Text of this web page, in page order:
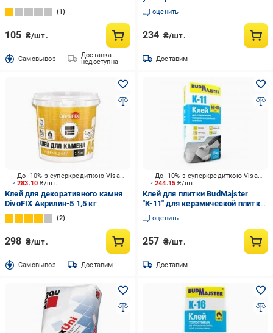
1
105 ₴/шт.
Cамовывоз
Доставка
недоступна
оценить
234 ₴/шт.
Доставим
283.10₴/шт.
До -10% з суперкредиткою Visa Вигода
Клей для декоративного камня
DivoFIX Акрилин-5 1,5 кг
2
298 ₴/шт.
Cамовывоз Доставим
244.15₴/шт.
До -10% з суперкредиткою Visa Вигода
Клей для плитки BudMajster
"К-11" для керамической плитки
25 кг
оценить
257 ₴/шт.
Доставим